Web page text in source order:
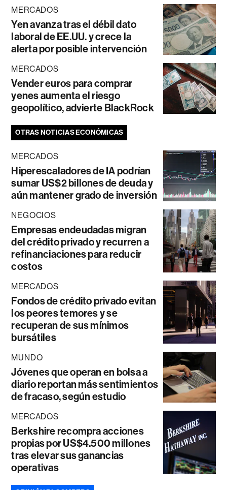
MERCADOS
Yen avanza tras el débil dato
laboral de EE.UU. y crece la
alerta por posible intervención
MERCADOS
Vender euros para comprar
yenes aumenta el riesgo
geopolítico, advierte BlackRock
OTRAS NOTICIAS ECONÓMICAS
MERCADOS
Hiperescaladores de IA podrían
sumar US$2 billones de deuda y
aún mantener grado de inversión
NEGOCIOS
Empresas endeudadas migran
del crédito privado y recurren a
refinanciaciones para reducir
costos
MERCADOS
Fondos de crédito privado evitan
los peores temores y se
recuperan de sus mínimos
bursátiles
MUNDO
Jóvenes que operan en bolsa a
diario reportan más sentimientos
de fracaso, según estudio
MERCADOS
Berkshire recompra acciones
propias por US$4.500 millones
tras elevar sus ganancias
operativas